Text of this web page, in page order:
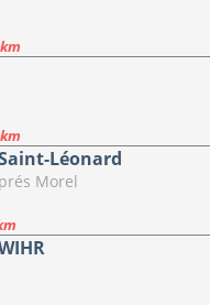
Saint-Léonard
Morel